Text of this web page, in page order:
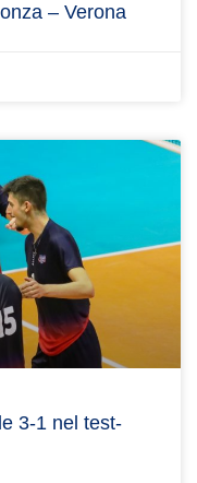
– Verona
3-1 nel test-